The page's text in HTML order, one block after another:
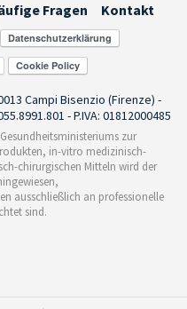
Fragen
Kontakt
Campi Bisenzio (Firenze) -
- P.IVA: 01812000485
zur
in-vitro medizinisch-
chirurgischen Mitteln wird der
ausschließlich an professionelle
sind.